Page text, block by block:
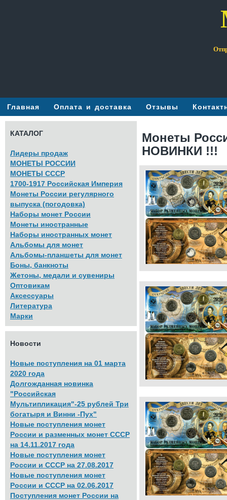
Главная Оплата и доставка Отзывы
Монеты
НОВИНКИ !!!
КАТАЛОГ
Лидеры продаж
МОНЕТЫ РОССИИ
МОНЕТЫ СССР
1700-1917 Российская Империя
Монеты России регулярного
выпуска (погодовка)
Наборы монет России
Монеты иностранные
Наборы иностранных монет
Альбомы для монет
Альбомы-планшеты для монет
Боны, банкноты
Жетоны, медали и сувениры
Оптовикам
Аксессуары
Литература
Марки
Новости
Новые поступления на 01 марта
2020 года
Долгожданная новинка
"Российская
Мультипликация"-25 рублей Три
богатыря и Винни -Пух"
Новые поступления монет
России и разменных монет СССР
на 14.11.2017 года
Новые поступления монет
России и СССР на 27.08.2017
Новые поступления монет
России и СССР на 02.06.2017
Поступления монет России на